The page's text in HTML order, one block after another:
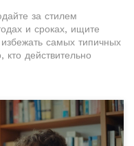
за стилем
и сроках, ищите
самых типичных
кто действительно